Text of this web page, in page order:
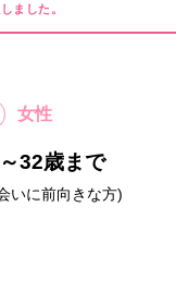
ました。
女性
32歳まで
いに前向きな方)